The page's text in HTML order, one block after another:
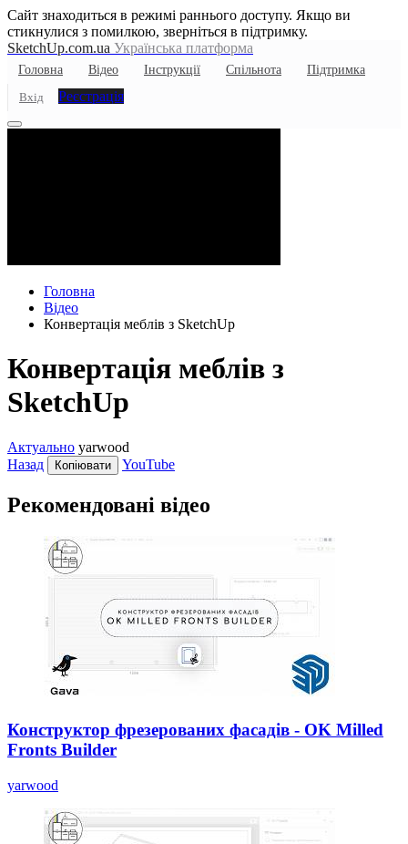
Сайт знаходиться в режимі раннього доступу. Якщо ви
стикнулися з помилкою, зверніться в підтримку.
SketchUp.com.ua Українська платформа
Головна Відео Інструкції Спільнота
Підтримка
Вхід
Реєстрація
Головна
Відео
Конвертація меблів з SketchUp
Конвертація меблів з
SketchUp
Актуально yarwood
Назад
Копіювати YouTube
Рекомендовані відео
Конструктор фрезерованих фасадів - OK Milled
Fronts Builder
yarwood